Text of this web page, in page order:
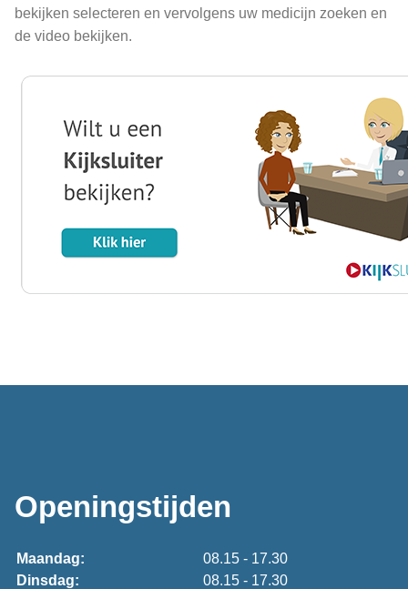
bekijken selecteren en vervolgens uw medicijn zoeken en
de video bekijken.
Openingstijden
Maandag:
08.15 - 17.30
Dinsdag:
08.15 - 17.30